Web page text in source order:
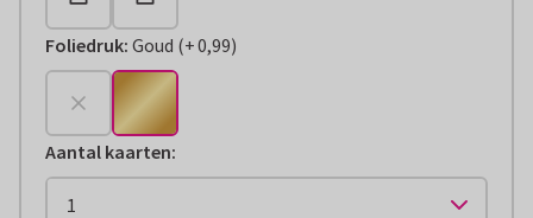
Foliedruk: Goud (
+€ 0,99
+0,99)
Aantal kaarten: